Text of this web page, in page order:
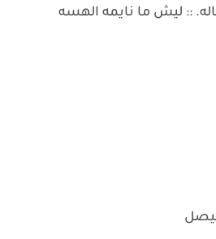
:: ليش ما نايمه الهسه